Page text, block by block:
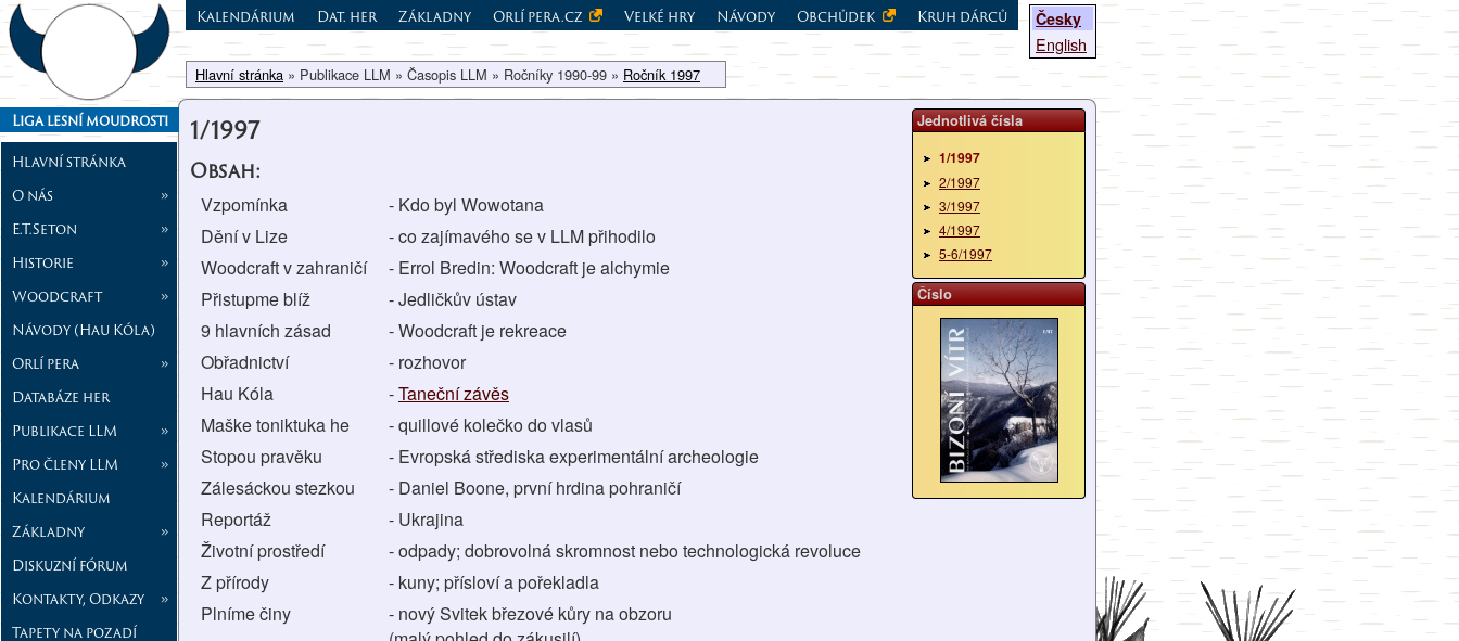
Liga lesní moudrosti
Hlavní stránka
O nás
»
E.T.Seton
»
Historie
»
Woodcraft
»
Návody (Hau Kóla)
Orlí pera
»
Databáze her
Publikace LLM
»
Pro členy LLM
»
Kalendárium
Základny
»
Diskuzní fórum
Kontakty, Odkazy
»
Tapety na pozadí
Česky
English
Kalendárium Dat. her Základny Orlí pera.cz Velké hry Návody Obchůdek Kruh dárců
Hlavní stránka » Publikace LLM » Časopis LLM » Ročníky 1990-99 » Ročník 1997
Jednotlivá čísla
1/1997
2/1997
3/1997
4/1997
5-6/1997
Číslo
1/1997
Obsah:
Vzpomínka
- Kdo byl Wowotana
Dění v Lize
- co zajímavého se v LLM přihodilo
Woodcraft v zahraničí
- Errol Bredin: Woodcraft je alchymie
Přistupme blíž
- Jedličkův ústav
9 hlavních zásad
- Woodcraft je rekreace
Obřadnictví
- rozhovor
Hau Kóla
-Taneční závěs
Maške toniktuka he
- quillové kolečko do vlasů
Stopou pravěku
- Evropská střediska experimentální archeologie
Zálesáckou stezkou
- Daniel Boone, první hrdina pohraničí
Reportáž
- Ukrajina
Životní prostředí
- odpady; dobrovolná skromnost nebo technologická revoluce
Z přírody
- kuny; přísloví a pořekladla
Plníme činy
- nový Svitek březové kůry na obzoru